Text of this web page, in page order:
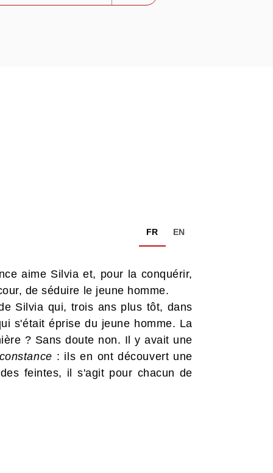
FR EN
aime Silvia et, pour la conquérir,
de séduire le jeune homme.
Silvia qui, trois ans plus tôt, dans
s'était éprise du jeune homme. La
? Sans doute non. Il y avait une
: ils en ont découvert une
feintes, il s'agit pour chacun de